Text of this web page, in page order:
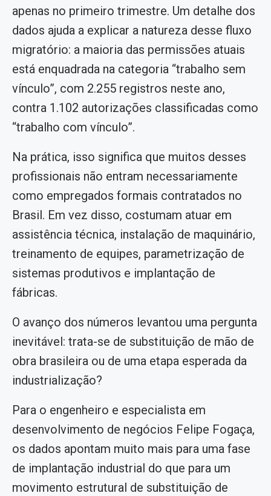
apenas no primeiro trimestre. Um detalhe dos
dados ajuda a explicar a natureza desse fluxo
migratório: a maioria das permissões atuais
está enquadrada na categoria “trabalho sem
vínculo”, com 2.255 registros neste ano,
contra 1.102 autorizações classificadas como
“trabalho com vínculo”.
Na prática, isso significa que muitos desses
profissionais não entram necessariamente
como empregados formais contratados no
Brasil. Em vez disso, costumam atuar em
assistência técnica, instalação de maquinário,
treinamento de equipes, parametrização de
sistemas produtivos e implantação de
fábricas.
O avanço dos números levantou uma pergunta
inevitável: trata-se de substituição de mão de
obra brasileira ou de uma etapa esperada da
industrialização?
Para o engenheiro e especialista em
desenvolvimento de negócios Felipe Fogaça,
os dados apontam muito mais para uma fase
de implantação industrial do que para um
movimento estrutural de substituição de